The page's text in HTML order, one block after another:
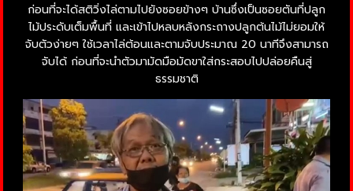
ก่อนที่จะได้สติวิ่งไล่ตามไปยังซอยข้างๆ บ้านซึ่งเป็นซอยตันที่ปลูก
ไม้ประดับเต็มพื้นที่ และเข้าไปหลบหลังกระถางปลูกต้นไม้ไม่ยอมให้
จับตัวง่ายๆ ใช้เวลาไล่ต้อนและตามจับประมาณ 20 นาทีจึงสามารถ
จับได้ ก่อนที่จะนำตัวมามัดมือมัดขาใส่กระสอบไปปล่อยคืนสู่
ธรรมชาติ